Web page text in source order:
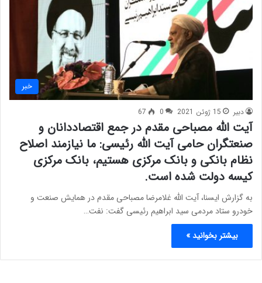
خبر
دبیر 15 ژوئن 2021 0
67
آیت الله مصباحی مقدم در جمع اقتصاددانان و
صنعتگران حامی آیت الله رئیسی: ما نیازمند اصلاح
نظام بانکی و بانک مرکزی هستیم، بانک مرکزی
کیسه دولت شده است.
به گزارش ایسنا، آیت الله غلامرضا مصباحی مقدم در همایش صنعت و
خودرو ستاد مردمی سید ابراهیم رئیسی گفت: نفت…
بیشتر بخوانید »